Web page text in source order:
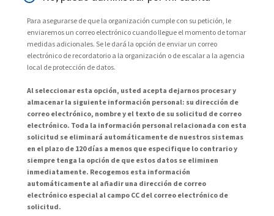
Para asegurarse de que la organización cumple con su petición, le
enviaremos un correo electrónico cuando llegue el momento de tomar
medidas adicionales. Se le dará la opción de enviar un correo
electrónico de recordatorio a la organización o de escalar a la agencia
local de protección de datos.
Al seleccionar esta opción, usted acepta dejarnos procesar y
almacenar la siguiente información personal: su dirección de
correo electrónico, nombre y el texto de su solicitud de correo
electrónico. Toda la información personal relacionada con esta
solicitud se eliminará automáticamente de nuestros sistemas
en el plazo de 120 días a menos que especifique lo contrario y
siempre tenga la opción de que estos datos se eliminen
inmediatamente. Recogemos esta información
automáticamente al añadir una dirección de correo
electrónico especial al campo CC del correo electrónico de
solicitud.